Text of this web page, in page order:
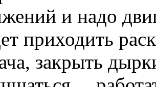
и надо
приходить
закрыть